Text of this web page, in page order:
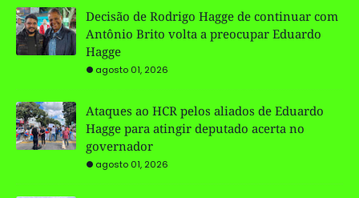
Decisão de Rodrigo Hagge de continuar com
Antônio Brito volta a preocupar Eduardo
Hagge
agosto 01, 2026
Ataques ao HCR pelos aliados de Eduardo
Hagge para atingir deputado acerta no
governador
agosto 01, 2026